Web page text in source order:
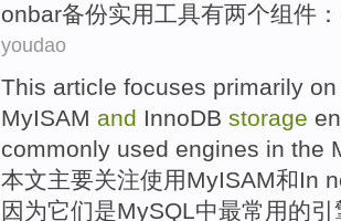
onbar备份实用工具有两个组件
youdao
This article focuses primarily
MyISAM and InnoDB storage
commonly used engines in the
本文主要关注使用MyISAM和In
因为它们是MySQL中最常用的引